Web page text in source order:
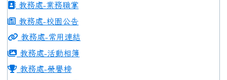
教務處-業務職掌
教務處-校園公告
教務處-常用連結
教務處-活動相簿
教務處-榮譽榜